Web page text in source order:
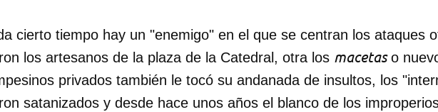
cierto tiempo hay un "enemigo" en el que se centran los ataques
los artesanos de la plaza de la Catedral, otra los macetaso
privados también le tocó su andanada de insultos, los
satanizados y desde hace unos años el blanco de los